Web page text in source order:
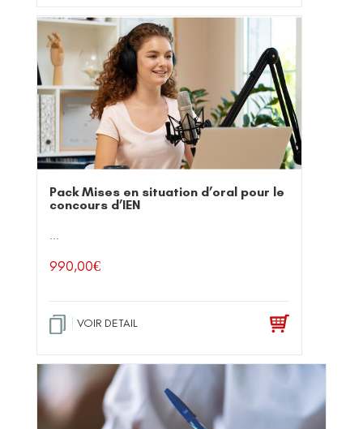
Pack Mises en situation d’oral pour le
concours d’IEN
...
990,00€
VOIR DETAIL